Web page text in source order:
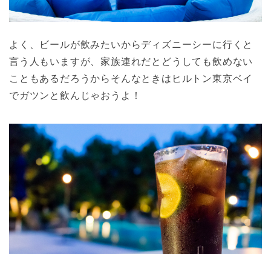
よく、ビールが飲みたいからディズニーシーに行くと
言う人もいますが、家族連れだとどうしても飲めない
こともあるだろうからそんなときはヒルトン東京ベイ
でガツンと飲んじゃおうよ！